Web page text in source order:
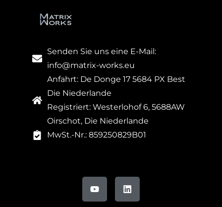
Senden Sie uns eine E-Mail:
info@matrix-works.eu
Anfahrt: De Donge 17 5684 PX Best
Die Niederlande
Registriert: Westerlohof 6, 5688AW
Oirschot, Die Niederlande
MwSt.-Nr.: 859250829B01